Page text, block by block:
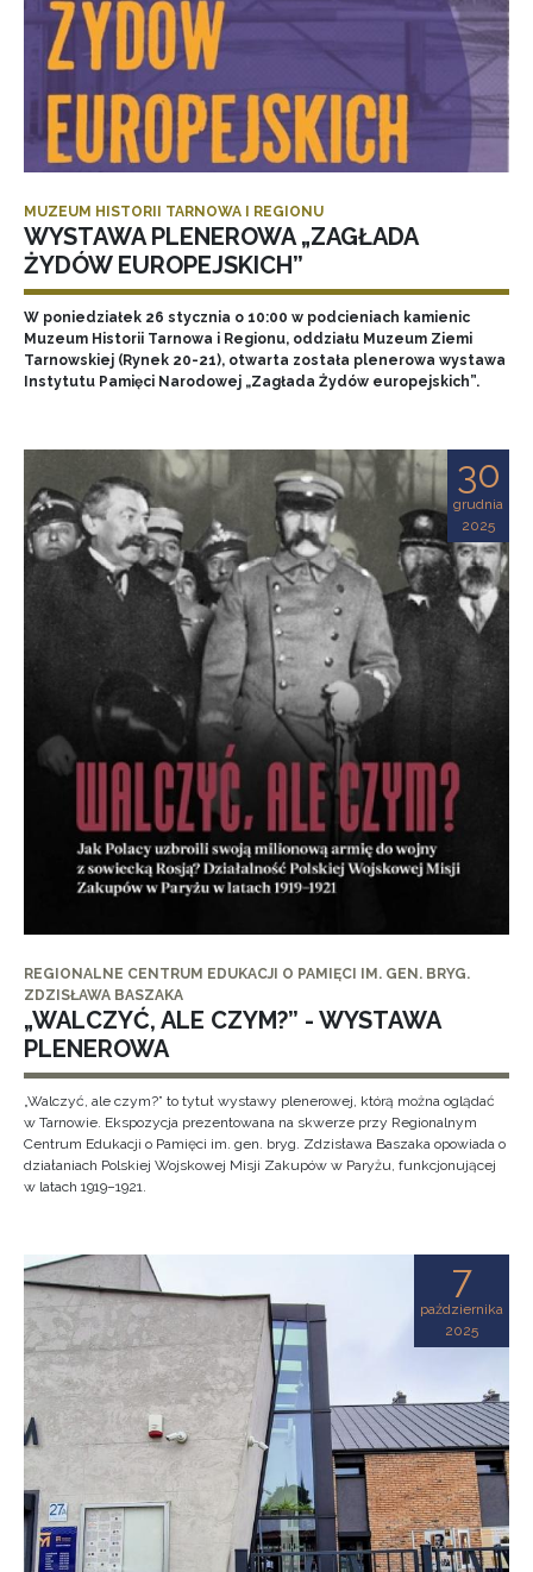
MUZEUM HISTORII TARNOWA I REGIONU
WYSTAWA PLENEROWA „ZAGŁADA
ŻYDÓW EUROPEJSKICH”
W poniedziałek 26 stycznia o 10:00 w podcieniach kamienic
Muzeum Historii Tarnowa i Regionu, oddziału Muzeum Ziemi
Tarnowskiej (Rynek 20-21), otwarta została plenerowa wystawa
Instytutu Pamięci Narodowej „Zagłada Żydów europejskich”.
30
grudnia
2025
REGIONALNE CENTRUM EDUKACJI O PAMIĘCI IM. GEN. BRYG.
ZDZISŁAWA BASZAKA
„WALCZYĆ, ALE CZYM?” - WYSTAWA
PLENEROWA
„Walczyć, ale czym?” to tytuł wystawy plenerowej, którą można oglądać
w Tarnowie. Ekspozycja prezentowana na skwerze przy Regionalnym
Centrum Edukacji o Pamięci im. gen. bryg. Zdzisława Baszaka opowiada o
działaniach Polskiej Wojskowej Misji Zakupów w Paryżu, funkcjonującej
w latach 1919–1921.
7
października
2025